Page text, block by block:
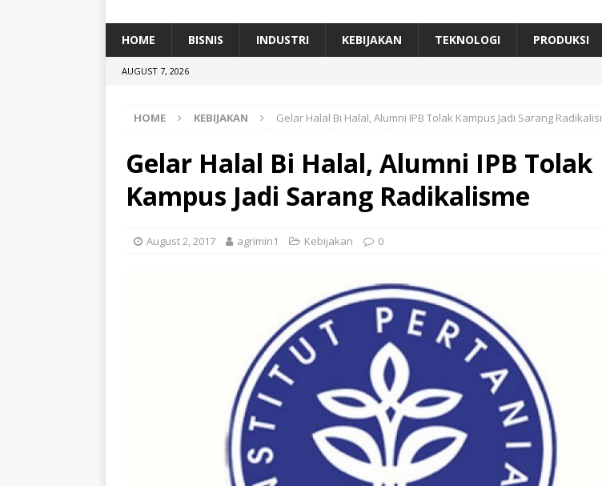
[ July 11, 2026 ] Dari Limbah ke Pakan Lele, Ini Inovasi Mikroalga Prof Astri Rinanti dari
HOME BISNIS INDUSTRI KEBIJAKAN TEKNOLOGI PRODUKSI
AUGUST 7, 2026
HOME KEBIJAKAN Gelar Halal Bi Halal, Alumni IPB Tolak Kampus Jadi Sarang
Gelar Halal Bi Halal, Alumni IPB Tolak
Kampus Jadi Sarang Radikalisme
August 2, 2017 agrimin1 Kebijakan 0